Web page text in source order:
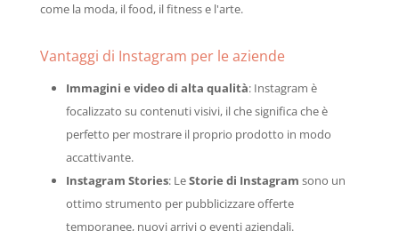
come la moda, il food, il fitness e l'arte.
Vantaggi di Instagram per le aziende
Immagini e video di alta qualità: Instagram è
focalizzato su contenuti visivi, il che significa che è
perfetto per mostrare il proprio prodotto in modo
accattivante.
Instagram Stories: LeStorie di Instagram sono un
ottimo strumento per pubblicizzare offerte
temporanee, nuovi arrivi o eventi aziendali.